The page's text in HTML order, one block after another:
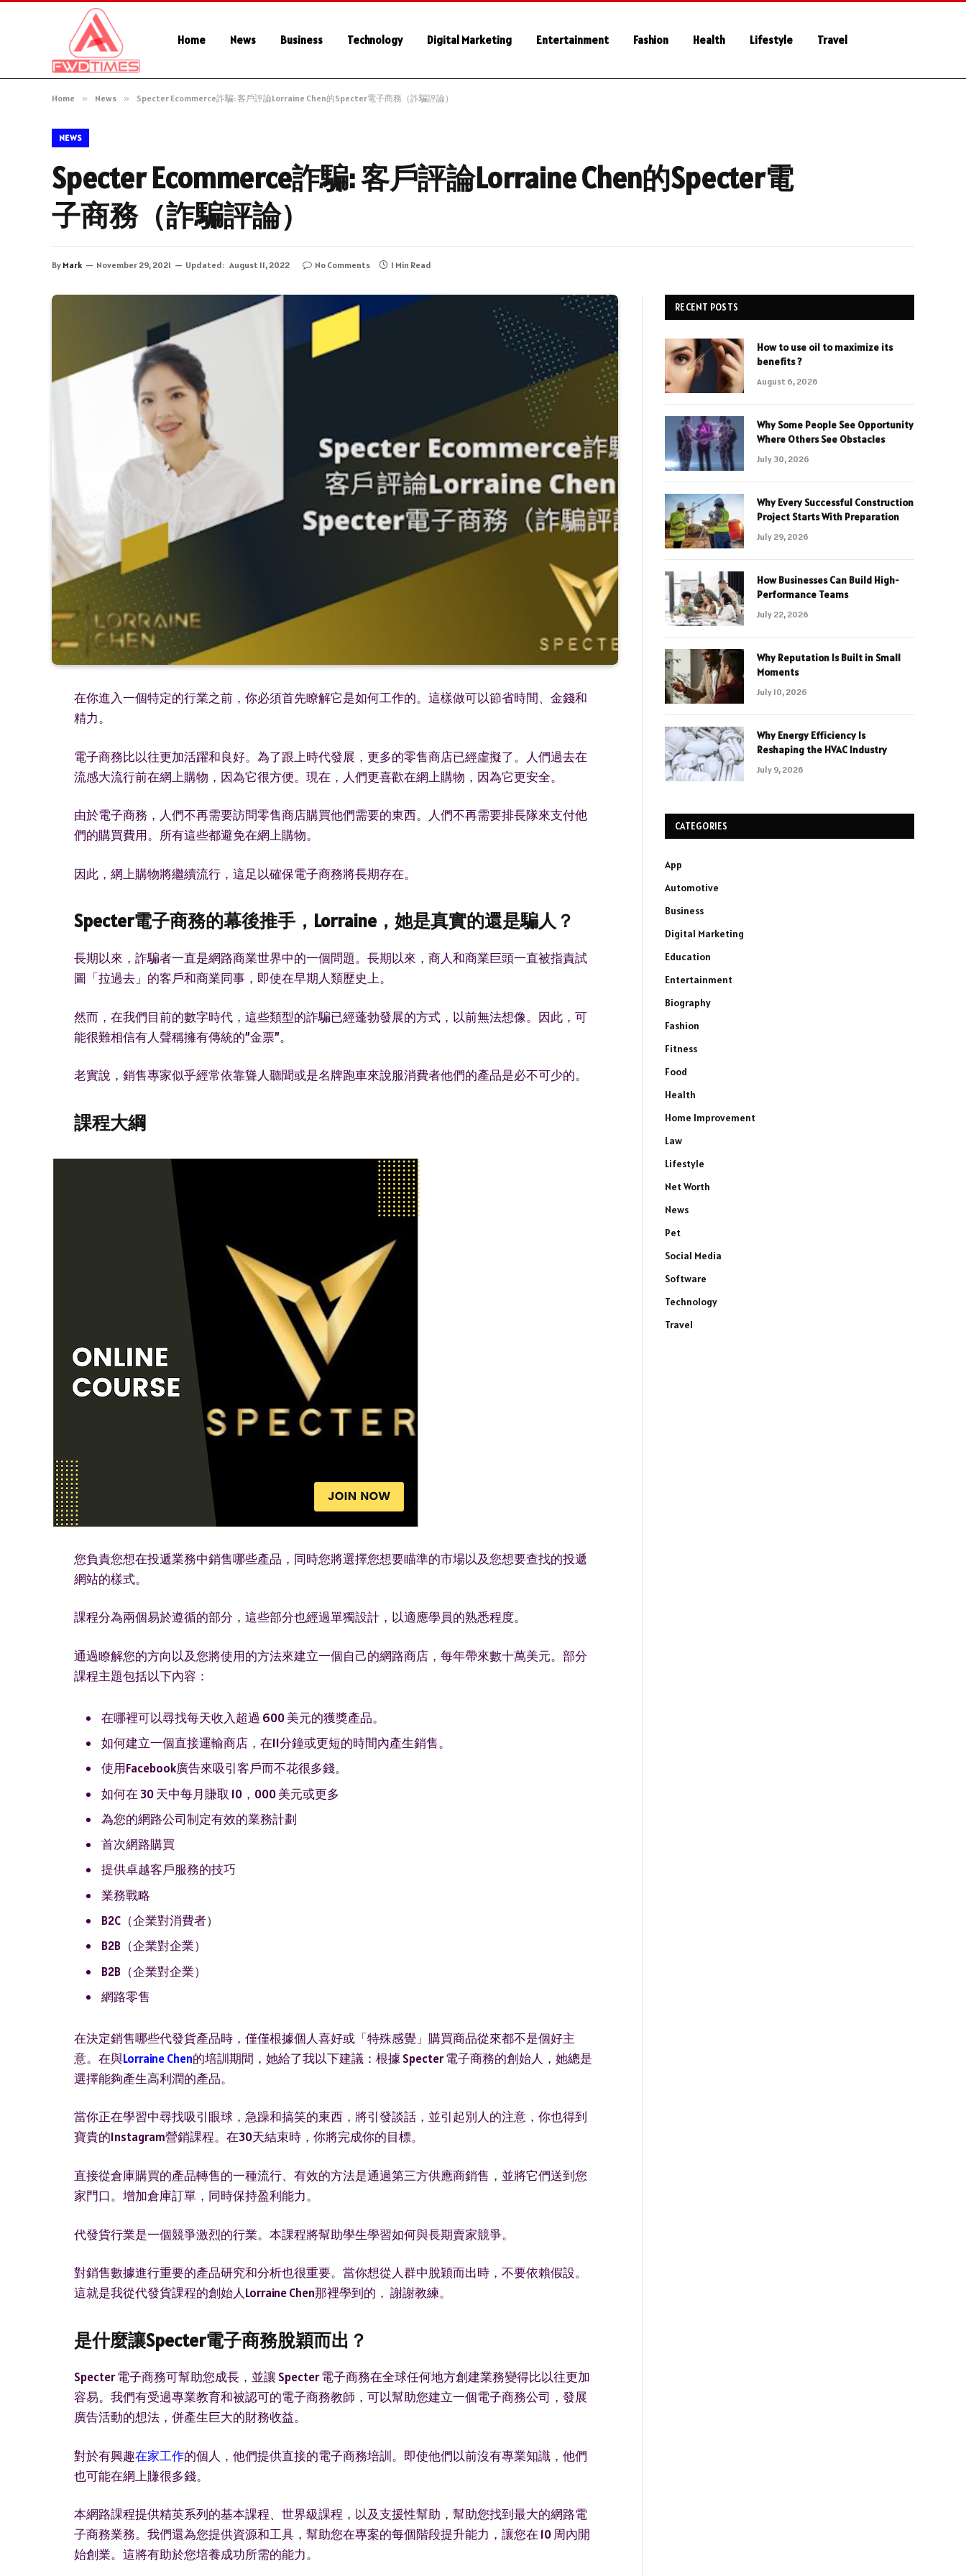
Home News Business Technology Digital Marketing Entertainment Fashion Health Lifestyle Travel
Home » News » Specter Ecommerce詐騙: 客戶評論Lorraine Chen的Specter電子商務（詐騙評論）
NEWS
Specter Ecommerce詐騙: 客戶評論Lorraine Chen的Specter電
子商務（詐騙評論）
By Mark November 29, 2021 Updated: August 11, 2022 No Comments 1 Min Read
在你進入一個特定的行業之前，你必須首先瞭解它是如何工作的。這樣做可以節省時間、金錢和
精力。
電子商務比以往更加活躍和良好。為了跟上時代發展，更多的零售商店已經虛擬了。人們過去在
流感大流行前在網上購物，因為它很方便。現在，人們更喜歡在網上購物，因為它更安全。
由於電子商務，人們不再需要訪問零售商店購買他們需要的東西。人們不再需要排長隊來支付他
們的購買費用。所有這些都避免在網上購物。
因此，網上購物將繼續流行，這足以確保電子商務將長期存在。
Specter電子商務的幕後推手，Lorraine，她是真實的還是騙人？
長期以來，詐騙者一直是網路商業世界中的一個問題。長期以來，商人和商業巨頭一直被指責試
圖「拉過去」的客戶和商業同事，即使在早期人類歷史上。
然而，在我們目前的數字時代，這些類型的詐騙已經蓬勃發展的方式，以前無法想像。因此，可
能很難相信有人聲稱擁有傳統的”金票”。
老實說，銷售專家似乎經常依靠聳人聽聞或是名牌跑車來說服消費者他們的產品是必不可少的。
課程大綱
您負責您想在投遞業務中銷售哪些產品，同時您將選擇您想要瞄準的市場以及您想要查找的投遞
網站的樣式。
課程分為兩個易於遵循的部分，這些部分也經過單獨設計，以適應學員的熟悉程度。
通過瞭解您的方向以及您將使用的方法來建立一個自己的網路商店，每年帶來數十萬美元。部分
課程主題包括以下內容：
在哪裡可以尋找每天收入超過 600 美元的獲獎產品。
如何建立一個直接運輸商店，在11分鐘或更短的時間內產生銷售。
使用Facebook廣告來吸引客戶而不花很多錢。
如何在 30 天中每月賺取 10，000 美元或更多
為您的網路公司制定有效的業務計劃
首次網路購買
提供卓越客戶服務的技巧
業務戰略
B2C（企業對消費者）
B2B（企業對企業）
B2B（企業對企業）
網路零售
在決定銷售哪些代發貨產品時，僅僅根據個人喜好或「特殊感覺」購買商品從來都不是個好主
意。在與Lorraine Chen的培訓期間，她給了我以下建議：根據 Specter 電子商務的創始人，她總是
選擇能夠產生高利潤的產品。
當你正在學習中尋找吸引眼球，急躁和搞笑的東西，將引發談話，並引起別人的注意，你也得到
寶貴的Instagram營銷課程。在30天結束時，你將完成你的目標。
直接從倉庫購買的產品轉售的一種流行、有效的方法是通過第三方供應商銷售，並將它們送到您
家門口。增加倉庫訂單，同時保持盈利能力。
代發貨行業是一個競爭激烈的行業。本課程將幫助學生學習如何與長期賣家競爭。
對銷售數據進行重要的產品研究和分析也很重要。當你想從人群中脫穎而出時，不要依賴假設。
這就是我從代發貨課程的創始人Lorraine Chen那裡學到的， 謝謝教練。
是什麼讓Specter電子商務脫穎而出？
Specter 電子商務可幫助您成長，並讓 Specter 電子商務在全球任何地方創建業務變得比以往更加
容易。我們有受過專業教育和被認可的電子商務教師，可以幫助您建立一個電子商務公司，發展
廣告活動的想法，併產生巨大的財務收益。
對於有興趣在家工作的個人，他們提供直接的電子商務培訓。即使他們以前沒有專業知識，他們
也可能在網上賺很多錢。
本網路課程提供精英系列的基本課程、世界級課程，以及支援性幫助，幫助您找到最大的網路電
子商務業務。我們還為您提供資源和工具，幫助您在專案的每個階段提升能力，讓您在 10 周內開
始創業。這將有助於您培養成功所需的能力。
RECENT POSTS
How to use oil to maximize its
benefits ?
August 6, 2026
Why Some People See Opportunity
Where Others See Obstacles
July 30, 2026
Why Every Successful Construction
Project Starts With Preparation
July 29, 2026
How Businesses Can Build High-
Performance Teams
July 22, 2026
Why Reputation Is Built in Small
Moments
July 10, 2026
Why Energy Efficiency Is
Reshaping the HVAC Industry
July 9, 2026
CATEGORIES
App
Automotive
Business
Digital Marketing
Education
Entertainment
Biography
Fashion
Fitness
Food
Health
Home Improvement
Law
Lifestyle
Net Worth
News
Pet
Social Media
Software
Technology
Travel